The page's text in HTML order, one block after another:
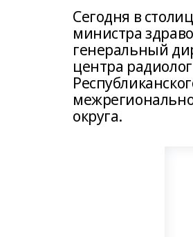
Сегодня в
министра
генеральный
центра
округа.